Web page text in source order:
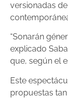
versionadas
“Sonarán
explicado
que, según el
Este
propuestas